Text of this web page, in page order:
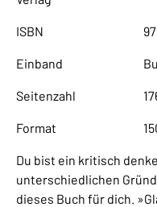
ISBN
Einband
Seitenzahl
Format
Du bist ein kritisch
unterschiedlichen
dieses Buch für dich.